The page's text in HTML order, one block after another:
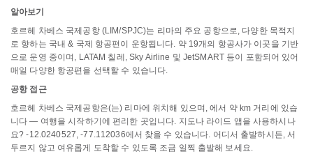
알아보기
호르헤 차베스 국제공항 (LIM/SPJC)는 리마의 주요 공항으로, 다양한 목적지
로 향하는 국내 & 국제 항공편이 운항됩니다. 약 19개의 항공사가 이곳을 기반
으로 운영 중이며, LATAM 칠레, Sky Airline 및 JetSMART 등이 포함되어 있어
매일 다양한 항공편을 선택할 수 있습니다.
공항 접근
호르헤 차베스 국제공항은(는) 리마에 위치해 있으며, 에서 약 km 거리에 있습
니다 — 여행을 시작하기에 편리한 곳입니다. 지도나 라이드 앱을 사용하시나
요? -12.0240527, -77.112036에서 찾을 수 있습니다. 어디서 출발하시든, 서
두르지 않고 여유롭게 도착할 수 있도록 조금 일찍 출발해 보세요.